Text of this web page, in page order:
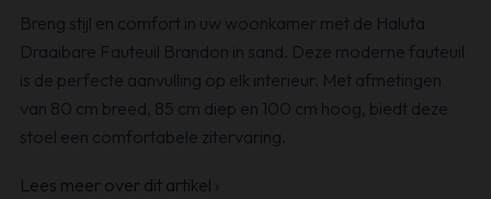
Breng stijl en comfort in uw woonkamer met de Haluta
Draaibare Fauteuil Brandon in sand. Deze moderne fauteuil
is de perfecte aanvulling op elk interieur. Met afmetingen
van 80 cm breed, 85 cm diep en 100 cm hoog, biedt deze
stoel een comfortabele zitervaring.
Lees meer over dit artikel ›